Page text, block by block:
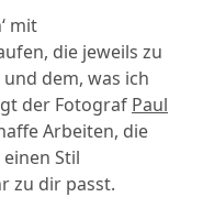
mit
die jeweils zu
dem, was ich
der Fotograf Paul
Arbeiten, die
Stil
zu dir passt.